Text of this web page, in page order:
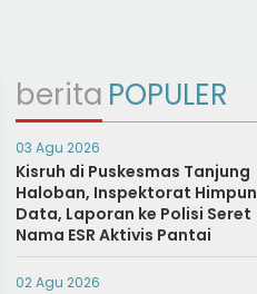
berita POPULER
03 Agu 2026
Kisruh di Puskesmas Tanjung
Haloban, Inspektorat Himpun
Data, Laporan ke Polisi Seret
Nama ESR Aktivis Pantai
02 Agu 2026